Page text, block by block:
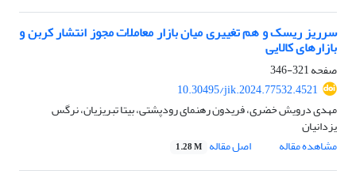
سرریز ریسک و هم تغییری میان بازار معاملات مجوز انتشار کربن و
بازارهای کالایی
صفحه321-346
10.30495/jik.2024.77532.4521
مهدی درویش خضری، فریدون رهنمای رودپشتی، بیتا تبریزیان، نرگس
یزدانیان
مشاهده مقاله
اصل مقاله 1.28 M